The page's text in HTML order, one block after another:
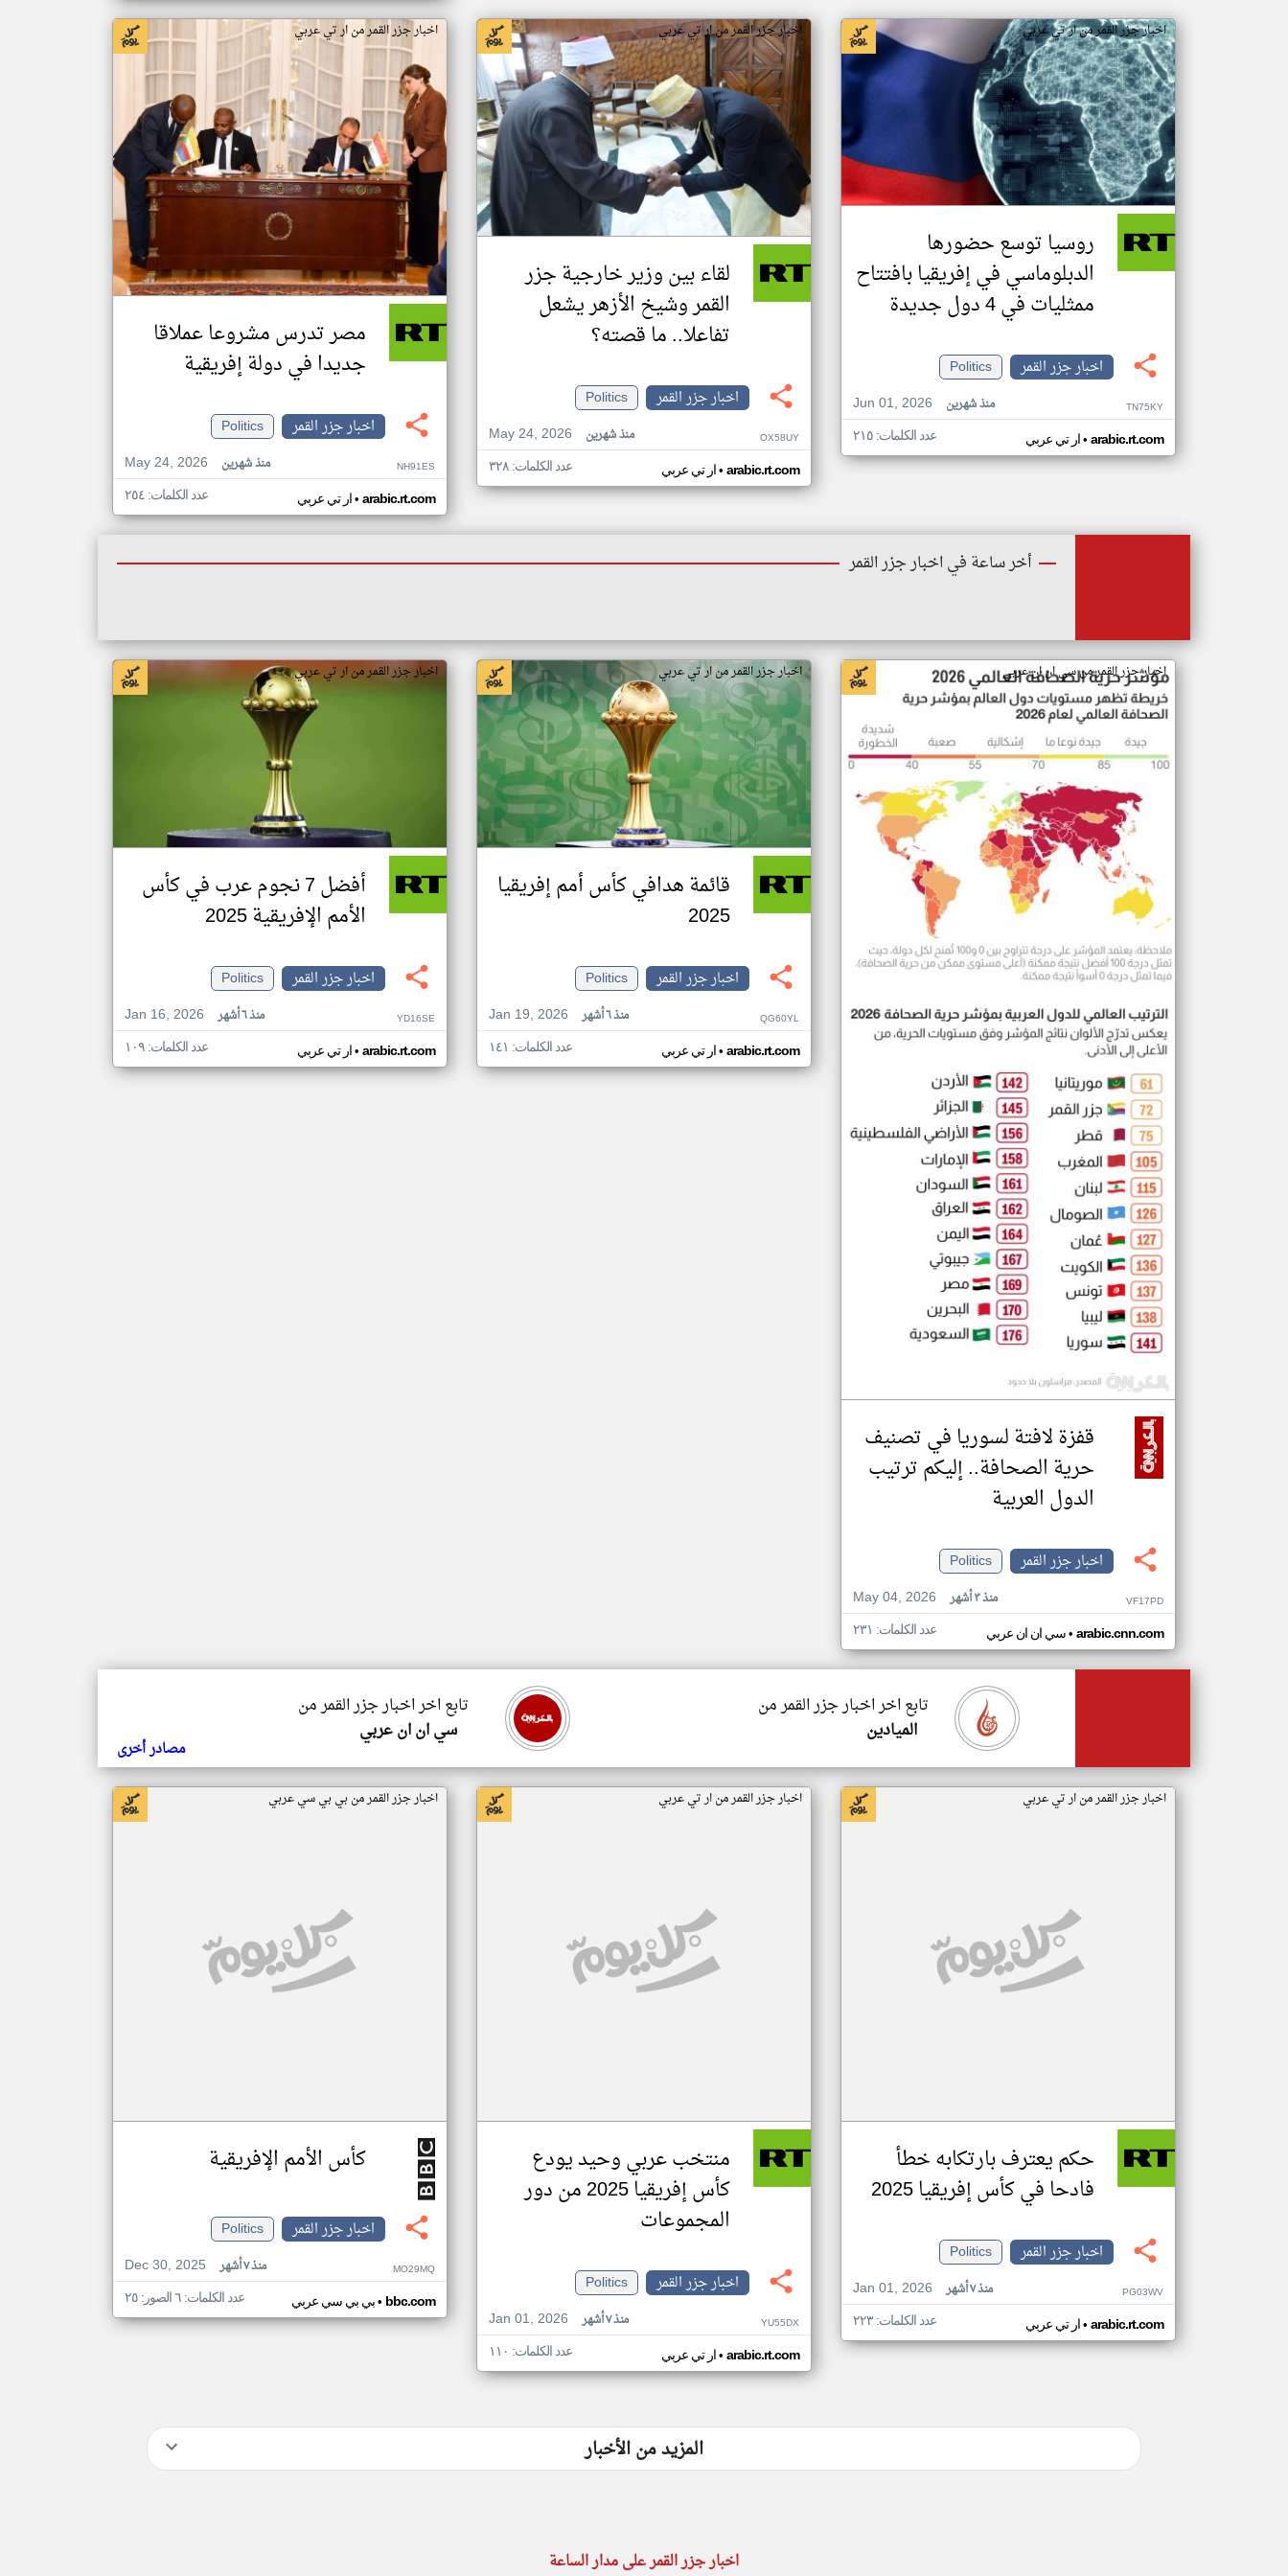
اخبار جزر القمر من ار تي عربي
روسيا توسع حضورها
الدبلوماسي في إفريقيا بافتتاح
ممثليات في 4 دول جديدة
اخبار جزر القمر
Politics
Jun 01, 2026
منذ شهرين TN75KY
ار تي عربي• arabic.rt.com عدد الكلمات: ٢١٥
اخبار جزر القمر من ار تي عربي
لقاء بين وزير خارجية جزر
القمر وشيخ الأزهر يشعل
تفاعلا.. ما قصته؟
اخبار جزر القمر
Politics
May 24, 2026
منذ شهرين OX58UY
ار تي عربي• arabic.rt.com عدد الكلمات: ٣٢٨
اخبار جزر القمر من ار تي عربي
مصر تدرس مشروعا عملاقا
جديدا في دولة إفريقية
اخبار جزر القمر
Politics
May 24, 2026
منذ شهرين NH91ES
ار تي عربي• arabic.rt.com عدد الكلمات: ٢٥٤
أخر ساعة في اخبار جزر القمر
اخبار جزر القمر من سي ان ان عربي
قفزة لافتة لسوريا في تصنيف
حرية الصحافة.. إليكم ترتيب
الدول العربية
اخبار جزر القمر
Politics
May 04, 2026
منذ ٣ أشهر VF17PD
سي ان ان عربي• arabic.cnn.com عدد الكلمات: ٢٣١
اخبار جزر القمر من ار تي عربي
قائمة هدافي كأس أمم إفريقيا
2025
اخبار جزر القمر
Politics
Jan 19, 2026
منذ ٦ أشهر QG60YL
ار تي عربي• arabic.rt.com عدد الكلمات: ١٤١
اخبار جزر القمر من ار تي عربي
أفضل 7 نجوم عرب في كأس
الأمم الإفريقية 2025
اخبار جزر القمر
Politics
Jan 16, 2026
منذ ٦ أشهر YD16SE
ار تي عربي• arabic.rt.com عدد الكلمات: ١٠٩
تابع اخر اخبار جزر القمر من
سي ان ان عربي
تابع اخر اخبار جزر القمر من
الميادين
مصادر أخرى
اخبار جزر القمر من ار تي عربي
حكم يعترف بارتكابه خطأ
فادحا في كأس إفريقيا 2025
اخبار جزر القمر
Politics
Jan 01, 2026
منذ ٧ أشهر PG03WV
ار تي عربي• arabic.rt.com عدد الكلمات: ٢٢٣
اخبار جزر القمر من ار تي عربي
منتخب عربي وحيد يودع
كأس إفريقيا 2025 من دور
المجموعات
اخبار جزر القمر
Politics
Jan 01, 2026
منذ ٧ أشهر YU55DX
ار تي عربي• arabic.rt.com عدد الكلمات: ١١٠
اخبار جزر القمر من بي بي سي عربي
كأس الأمم الإفريقية
اخبار جزر القمر
Politics
Dec 30, 2025
منذ ٧ أشهر MO29MQ
بي بي سي عربي• bbc.com عدد الكلمات: ٦ الصور: ٢٥
المزيد من الأخبار
اخبار جزر القمر على مدار الساعة